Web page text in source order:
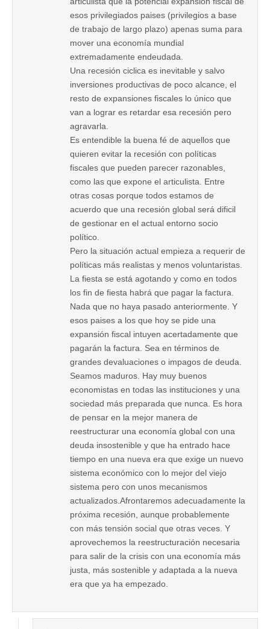
esos privilegiados paises (privilegios a base
de trabajo de largo plazo) apenas suma para
mover una economía mundial
extremadamente endeudada.
Una recesión ciclica es inevitable y salvo
inversiones productivas de poco alcance, el
resto de expansiones fiscales lo único que
van a lograr es retardar esa recesión pero
agravarla.
Es entendible la buena fé de aquellos que
quieren evitar la recesión con políticas
fiscales que pueden parecer razonables,
como las que expone el articulista. Entre
otras cosas porque todos estamos de
acuerdo que una recesión global será dificil
de gestionar en el actual entorno socio
político.
Pero la situación actual empieza a requerir de
políticas más realistas y menos voluntaristas.
La fiesta se está agotando y como en todos
los fin de fiesta habrá que pagar la factura.
Nada que no haya pasado anteriormente. Y
esos paises a los que hoy se pide una
expansión fiscal intuyen acertadamente que
pagarán la factura. Sea en términos de
grandes devaluaciones o impagos de deuda.
Seamos maduros. Hay muy buenos
economistas en todas las instituciones y una
sociedad más preparada que nunca. Es hora
de pensar en la mejor manera de
reestructurar una economía global con una
deuda insostenible y que ha entrado hace
tiempo en una nueva era que exige un nuevo
sistema económico con lo mejor del viejo
sistema pero con unos mecanismos
actualizados.Afrontaremos adecuadamente la
próxima recesión, aunque probablemente
con más tensión social que otras veces. Y
aprovechemos la reestructuración necesaria
para salir de la crisis con una economía más
justa, más sostenible y adaptada a la nueva
era que ya ha empezado.